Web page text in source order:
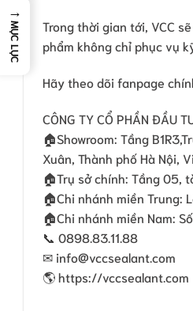
Trong thời gian tới, VCC
phẩm không chỉ phục vụ
Hãy theo dõi fanpage
CÔNG TY CỔ PHẦN ĐẦU
🏠Showroom: Tầng
Xuân, Thành phố Hà Nội,
🏠Trụ sở chính: Tầng 05,
🏠Chi nhánh miền Trung:
🏠Chi nhánh miền Nam:
📞 0898.83.11.88
✉ info@vccsealant.com
🌎 https://vccsealant.com
→
MỤC LỤC